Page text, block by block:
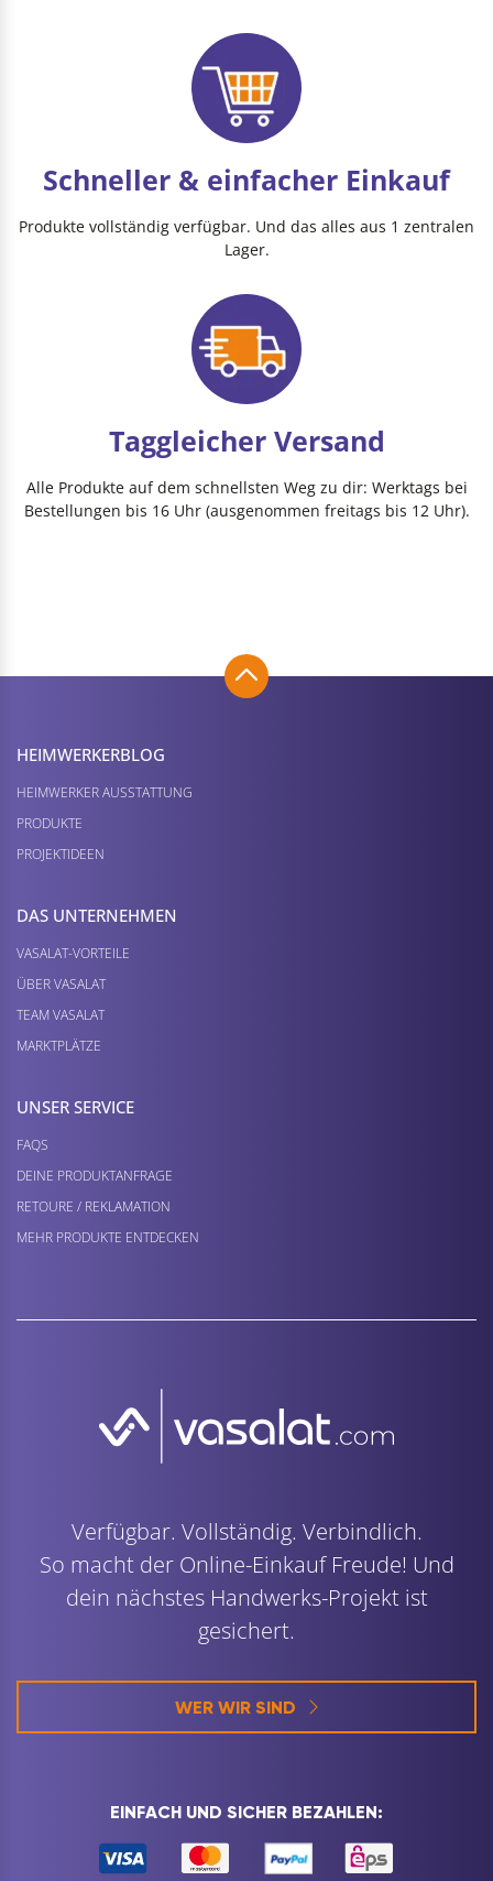
Schneller & einfacher Einkauf
Produkte vollständig verfügbar. Und das alles aus 1 zentralen
Lager.
Taggleicher Versand
Alle Produkte auf dem schnellsten Weg zu dir: Werktags bei
Bestellungen bis 16 Uhr (ausgenommen freitags bis 12 Uhr).
HEIMWERKER­BLOG
HEIMWERKER AUSSTATTUNG
PRODUKTE
PROJEKTIDEEN
DAS UNTERNEHMEN
VASALAT-VORTEILE
ÜBER VASALAT
TEAM VASALAT
MARKTPLÄTZE
UNSER SERVICE
FAQS
DEINE PRODUKTANFRAGE
RETOURE / REKLAMATION
MEHR PRODUKTE ENTDECKEN
Verfügbar. Vollständig. Verbindlich.
So macht der Online-Einkauf Freude! Und
dein nächstes Handwerks-Projekt ist
gesichert.
WER WIR SIND
EINFACH UND SICHER BEZAHLEN: